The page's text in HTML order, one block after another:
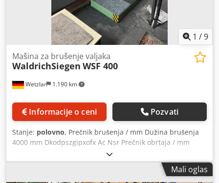
1 /9
Wetzlar 1.190 km
Mašina za brušenje valjaka
WaldrichSiegen WSF 400
Informacije o ceni Pozvati
Stanje: polovno, Prečnik brušenja / mm Dužina brušenja
4000 mm Dkodpszgipxofx Ac Nsr Prečnik obrtaja / mm
Mali oglas